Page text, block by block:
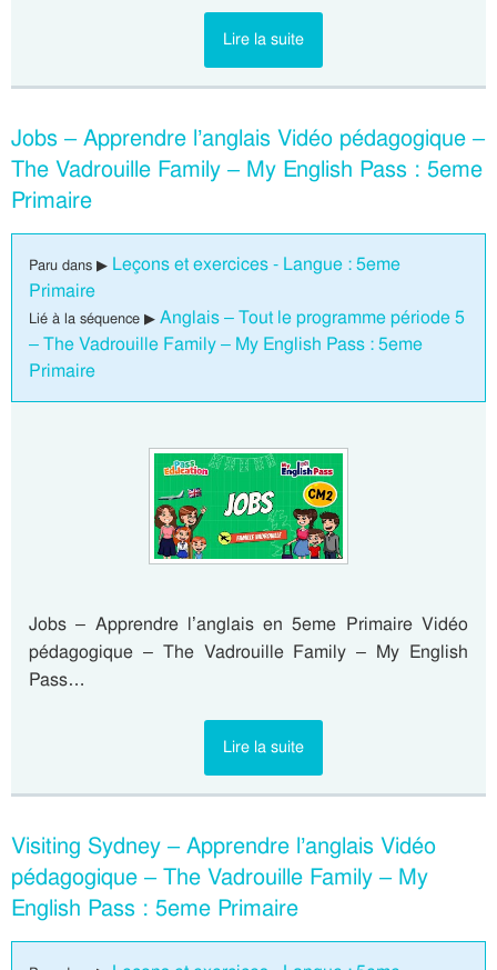
Lire la suite
Jobs – Apprendre l’anglais Vidéo pédagogique –
The Vadrouille Family – My English Pass : 5eme
Primaire
Paru dans ▶ Leçons et exercices - Langue : 5eme
Primaire
Lié à la séquence ▶ Anglais – Tout le programme période 5
– The Vadrouille Family – My English Pass : 5eme
Primaire
Jobs – Apprendre l’anglais en 5eme Primaire Vidéo
pédagogique – The Vadrouille Family – My English
Pass…
Lire la suite
Visiting Sydney – Apprendre l’anglais Vidéo
pédagogique – The Vadrouille Family – My
English Pass : 5eme Primaire